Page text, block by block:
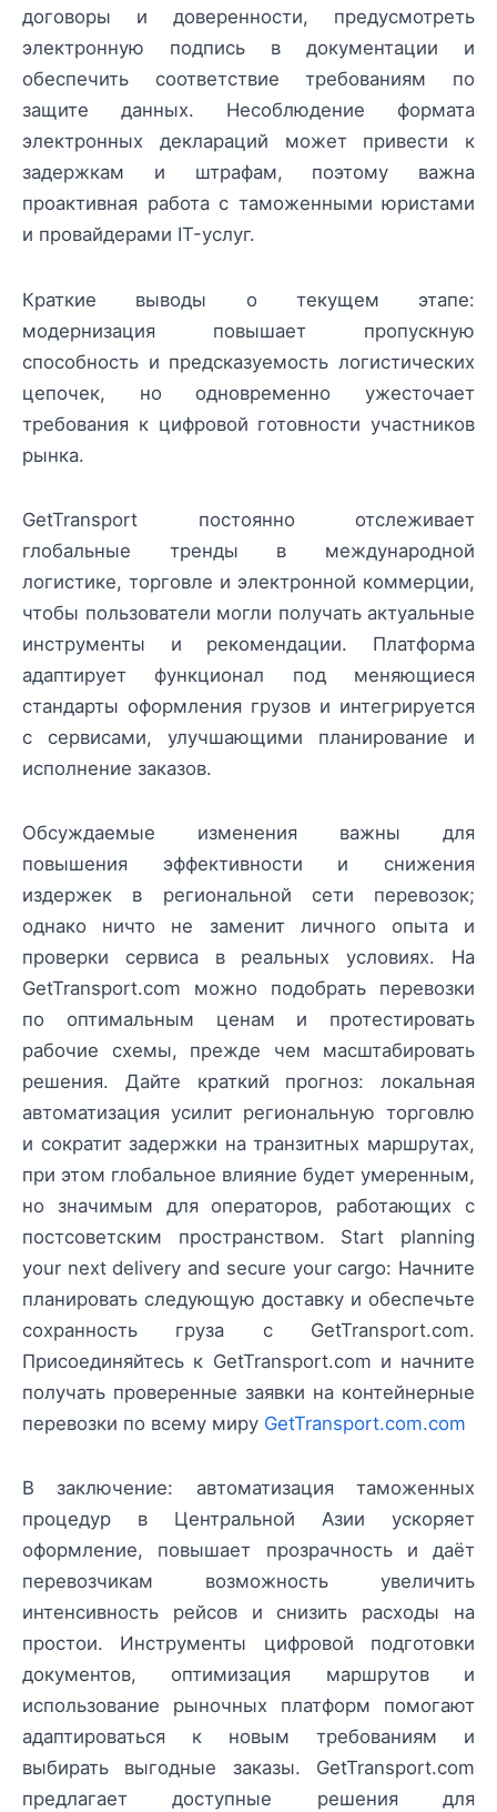
договоры и доверенности, предусмотреть
электронную подпись в документации и
обеспечить соответствие требованиям по
защите данных. Несоблюдение формата
электронных деклараций может привести к
задержкам и штрафам, поэтому важна
проактивная работа с таможенными юристами
и провайдерами IT-услуг.
Краткие выводы о текущем этапе:
модернизация повышает пропускную
способность и предсказуемость логистических
цепочек, но одновременно ужесточает
требования к цифровой готовности участников
рынка.
GetTransport постоянно отслеживает
глобальные тренды в международной
логистике, торговле и электронной коммерции,
чтобы пользователи могли получать актуальные
инструменты и рекомендации. Платформа
адаптирует функционал под меняющиеся
стандарты оформления грузов и интегрируется
с сервисами, улучшающими планирование и
исполнение заказов.
Обсуждаемые изменения важны для
повышения эффективности и снижения
издержек в региональной сети перевозок;
однако ничто не заменит личного опыта и
проверки сервиса в реальных условиях. На
GetTransport.com можно подобрать перевозки
по оптимальным ценам и протестировать
рабочие схемы, прежде чем масштабировать
решения. Дайте краткий прогноз: локальная
автоматизация усилит региональную торговлю
и сократит задержки на транзитных маршрутах,
при этом глобальное влияние будет умеренным,
но значимым для операторов, работающих с
постсоветским пространством. Start planning
your next delivery and secure your cargo: Начните
планировать следующую доставку и обеспечьте
сохранность груза с GetTransport.com.
Присоединяйтесь к GetTransport.com и начните
получать проверенные заявки на контейнерные
перевозки по всему миру GetTransport.com.com
В заключение: автоматизация таможенных
процедур в Центральной Азии ускоряет
оформление, повышает прозрачность и даёт
перевозчикам возможность увеличить
интенсивность рейсов и снизить расходы на
простои. Инструменты цифровой подготовки
документов, оптимизация маршрутов и
использование рыночных платформ помогают
адаптироваться к новым требованиям и
выбирать выгодные заказы. GetTransport.com
предлагает доступные решения для